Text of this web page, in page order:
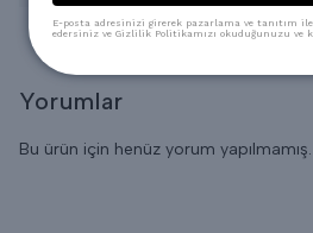
Yorumlar
Bu ürün için henüz yorum yapılmamış.
E-posta adresinizi girerek pazarlama ve tanıtım
edersiniz ve Gizlilik Politikamızı okuduğunuzu ve